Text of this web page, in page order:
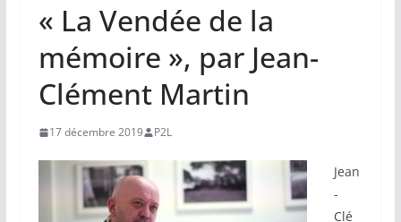
« La Vendée de la
mémoire », par Jean-
Clément Martin
17 décembre 2019 P2L
Jean
-
Clé